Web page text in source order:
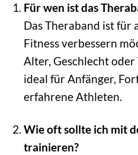
Für wen ist das
Das Theraband ist für
Fitness verbessern
Alter, Geschlecht oder
ideal für Anfänger,
erfahrene Athleten.
Wie oft sollte ich mit
trainieren?